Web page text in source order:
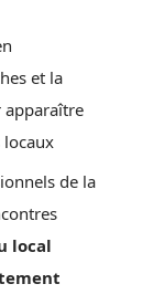
et la
apparaître
locaux
de la
local